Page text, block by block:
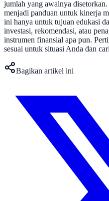
jumlah yang awalnya
menjadi panduan untuk kinerja
ini hanya untuk tujuan edukasi
investasi, rekomendasi, atau
instrumen finansial apa pun.
sesuai untuk situasi Anda dan
Bagikan artikel ini